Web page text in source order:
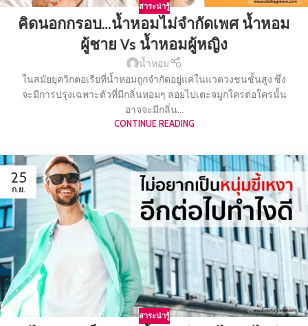
สาระน่ารู้
คิดนอกกรอบ…น้ำหอมไม่จำกัดเพศ น้ำหอม
ผู้ชาย Vs น้ำหอมผู้หญิง
น้ำหอม
ในสมัยยุควิกตอเรียที่น้ำหอมถูกจำกัดอยู่แค่ในแวดวงชนชั้นสูง ซึ่ง
จะมีการปรุงเฉพาะตัวที่มีกลิ่นหอมๆ ลอยไปเตะจมูกใครต่อใครนั้น
อาจจะมีกลิ่น...
CONTINUE READING
25
ก.ย.
สาระน่ารู้